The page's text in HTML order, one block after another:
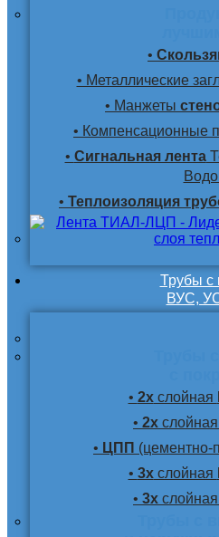
•
• Металлические
• Манжеты
• Компенсационные
• Сигнальная лента
• Теплоизоляция
Трубы с
ВУС,
• 2хслойная
• 2х слойная
• ЦПП (цементно-
• 3хслойная
• 3х слойная